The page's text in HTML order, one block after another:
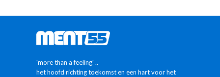
'more than a feeling' ..
het hoofd richting toekomst en een hart voor het